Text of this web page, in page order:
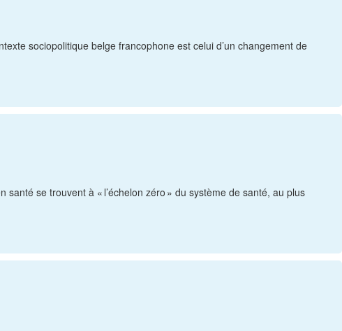
sociopolitique belge francophone est celui d’un changement de
se trouvent à « l’échelon zéro » du système de santé, au plus